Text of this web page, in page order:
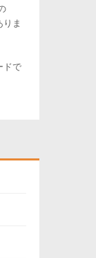
ま
ドで